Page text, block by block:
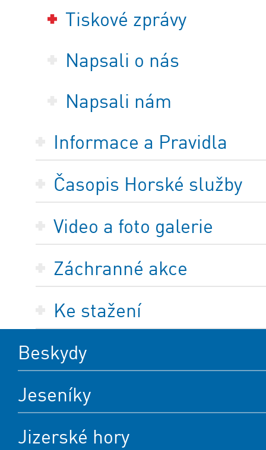
Tiskové zprávy
Napsali o nás
Napsali nám
Informace a Pravidla
Časopis Horské služby
Video a foto galerie
Záchranné akce
Ke stažení
Beskydy
Jeseníky
Jizerské hory